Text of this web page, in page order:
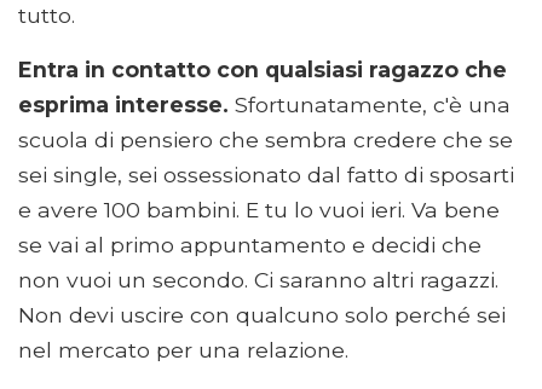
tutto.
Entra in contatto con qualsiasi ragazzo che
esprima interesse. Sfortunatamente, c'è una
scuola di pensiero che sembra credere che se
sei single, sei ossessionato dal fatto di sposarti
e avere 100 bambini. E tu lo vuoi ieri. Va bene
se vai al primo appuntamento e decidi che
non vuoi un secondo. Ci saranno altri ragazzi.
Non devi uscire con qualcuno solo perché sei
nel mercato per una relazione.